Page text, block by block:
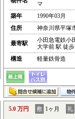
マ
築年
1990年03月
住所
神奈川県平塚
最寄駅
小田急電鉄小
大学前 駅 徒
構造
軽量鉄骨造
5.0 万円 敷 1ヶ月 礼